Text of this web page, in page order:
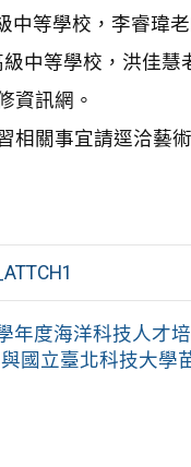
中等學校，李睿瑋
中等學校，洪佳慧
資訊網。
相關事宜請逕洽藝
年度海洋科技人才
國立臺北科技大學